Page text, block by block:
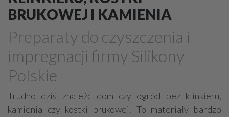
Drewno, konstrukcje drewniane
Farby, kleje, lakiery, emalie
Beton
Cegły, pustaki, bloczki
Szalunki, szalunki kartonowe
Techniki zamocowań
Kostka brukowa, granitowa
Beton komórkowy
Izolacje akustyczne
Składy budowlane
Stal, wyroby stalowe
Sklejki Blachy
Szkło
BRUKOWEJ I KAMIENIA
Preparaty do czyszczenia i
impregnacji firmy Silikony
Polskie
Trudno dziś znaleźć dom czy ogród bez klinkieru,
kamienia czy kostki brukowej. To materiały bardzo